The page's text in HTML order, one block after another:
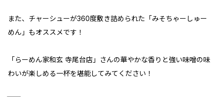
また、チャーシューが360度敷き詰められた「みそちゃーしゅー
めん」もオススメです！
「らーめん家和玄 寺尾台店」さんの華やかな香りと強い味噌の味
わいが楽しめる一杯を堪能してみてください！